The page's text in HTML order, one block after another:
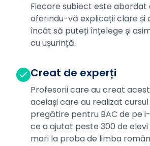
Fiecare subiect este abordat
oferindu-vă explicații clare și
încât să puteți înțelege și
cu ușurință.
Creat de experți
Profesorii care au creat
aceiași care au realizat
pregătire pentru BAC de pe
ce a ajutat peste 300 de
mari la proba de limba